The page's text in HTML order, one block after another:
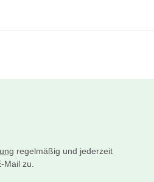
regelmäßig und jederzeit
zu.